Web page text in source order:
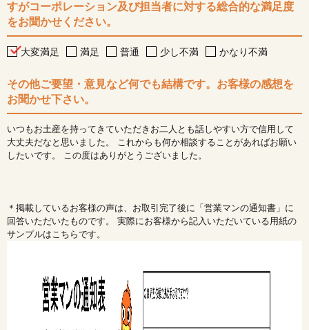
すがコーポレーション及び担当者に対する総合的な満足度
をお聞かせください。
大変満足 満足 普通 少し不満 かなり不満
その他ご要望・意見など何でも結構です。お客様の感想を
お聞かせ下さい。
いつもお土産を持ってきていただきお二人とも話しやすい方で信用して
大丈夫だなと思いました。 これからも何か相談することがあればお願い
したいです。 この度はありがとうございました。
＊掲載しているお客様の声は、お取引完了後に「営業マンの通知書」に
回答いただいたものです。 実際にお客様から記入いただいている用紙の
サンプルはこちらです。